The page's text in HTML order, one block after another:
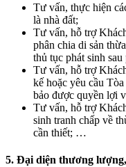
Tư vấn, thực hiện
là nhà đất;
Tư vấn, hỗ trợ
phân chia di sản
thủ tục phát sinh
Tư vấn, hỗ trợ
kế hoặc yêu cầu
bảo được quyền lợi
Tư vấn, hỗ trợ
sinh tranh chấp về
cần thiết; …
5. Đại diện thương